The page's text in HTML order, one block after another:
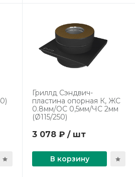
Гриллд Сэндвич-
пластина опорная К, ЖС
0.8мм/ОС 0,5мм/ЧС 2мм
(Ø115/250)
3 078 ₽ / шт
В корзину